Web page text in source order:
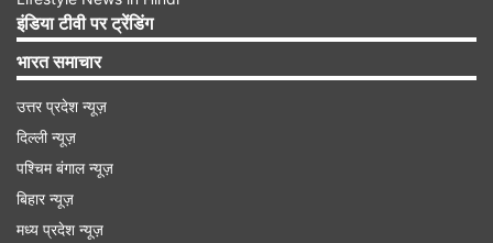
छापेमारी की जहां बेटियों को बंधक बनाकर रखा गया था।
लाओस आर्मी और इंडियन एम्बेसी ने दोनों सगी बहनों को मानव
तस्करों के चंगुल से सुरक्षित छुड़ा लिया।
इंडिया टीवी पर ट्रेंडिंग
भारत समाचार
उत्तर प्रदेश न्यूज़
दिल्ली न्यूज़
पश्चिम बंगाल न्यूज़
बिहार न्यूज़
मध्य प्रदेश न्यूज़